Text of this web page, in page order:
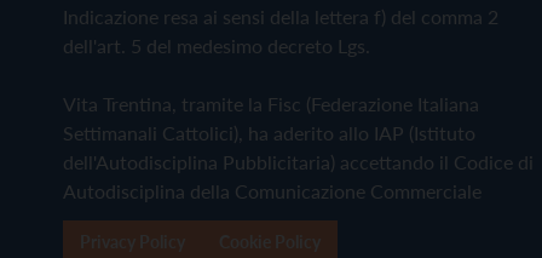
Indicazione resa ai sensi della lettera f) del comma 2
dell'art. 5 del medesimo decreto Lgs.
Vita Trentina, tramite la Fisc (Federazione Italiana
Settimanali Cattolici), ha aderito allo IAP (Istituto
dell'Autodisciplina Pubblicitaria) accettando il Codice di
Autodisciplina della Comunicazione Commerciale